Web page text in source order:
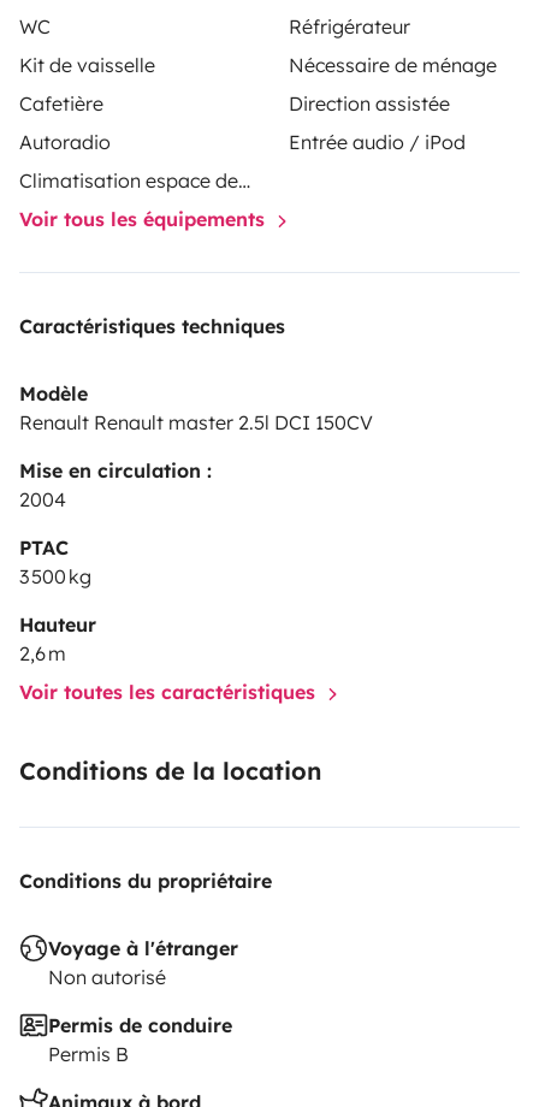
WC
Réfrigérateur
Kit de vaisselle
Nécessaire de ménage
Cafetière
Direction assistée
Autoradio
Entrée audio / iPod
Climatisation espace de vie
Voir tous les équipements
Caractéristiques techniques
Modèle
Renault Renault master 2.5l DCI 150CV
Mise en circulation :
2004
PTAC
3 500 kg
Hauteur
2,6 m
Voir toutes les caractéristiques
Conditions de la location
Conditions du propriétaire
Voyage à l'étranger
Non autorisé
Permis de conduire
Permis B